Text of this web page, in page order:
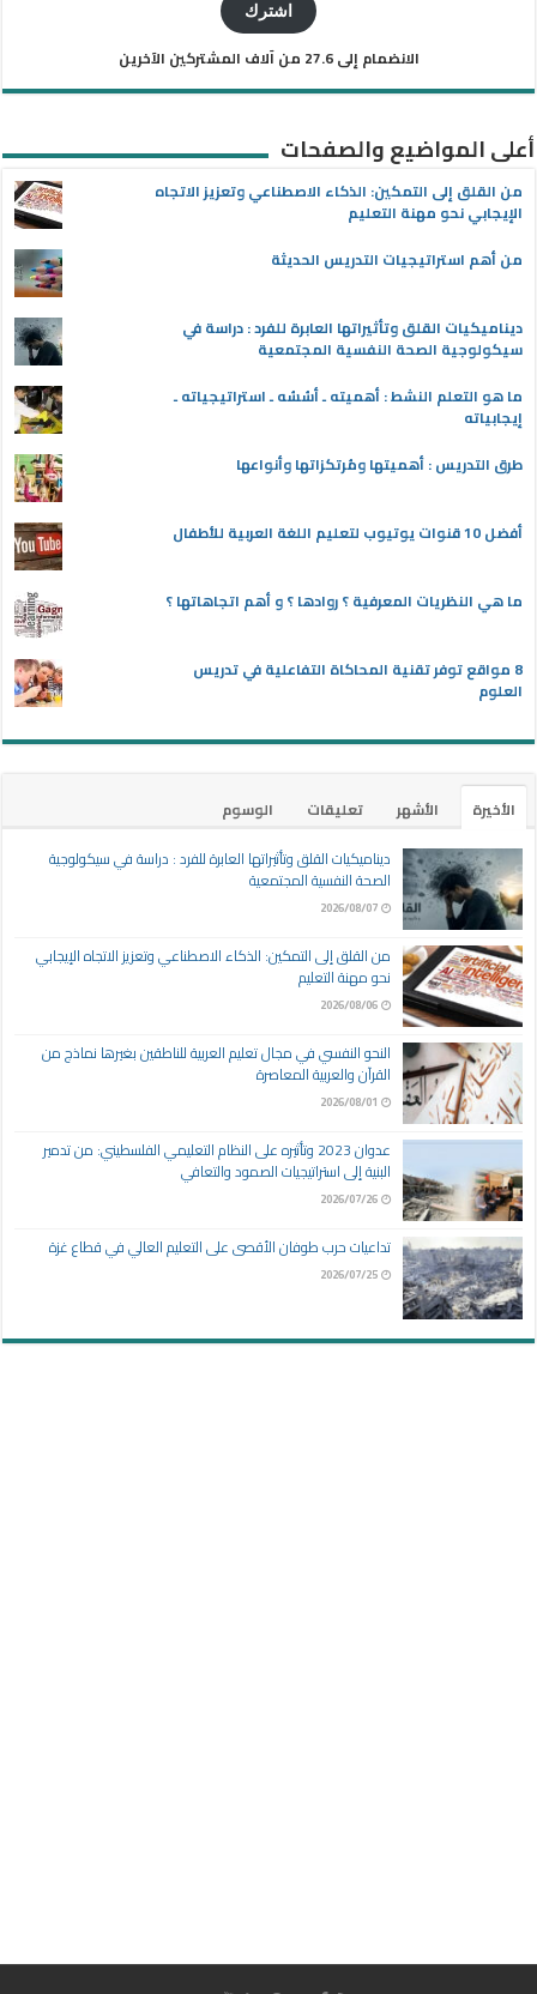
اشترك
الانضمام إلى 27.6 من آلاف المشتركين الآخرين
أعلى المواضيع والصفحات
من القلق إلى التمكين: الذكاء الاصطناعي وتعزيز الاتجاه
الإيجابي نحو مهنة التعليم
من أهم استراتيجيات التدريس الحديثة
ديناميكيات القلق وتأثيراتها العابرة للفرد : دراسة في
سيكولوجية الصحة النفسية المجتمعية
ما هو التعلم النشط : أهميته ـ أسُسُه ـ استراتيجياته ـ
إيجابياته
طرق التدريس : أهميتها ومُرتكزاتها وأنواعها
أفضل 10 قنوات يوتيوب لتعليم اللغة العربية للأطفال
ما هي النظريات المعرفية ؟ روادها ؟ و أهم اتجاهاتها ؟
8 مواقع توفر تقنية المحاكاة التفاعلية في تدريس
العلوم
الأخيرة الأشهر تعليقات
الوسوم
ديناميكيات القلق وتأثيراتها العابرة للفرد : دراسة في سيكولوجية
الصحة النفسية المجتمعية
2026/08/07
من القلق إلى التمكين: الذكاء الاصطناعي وتعزيز الاتجاه الإيجابي
نحو مهنة التعليم
2026/08/06
النحو النفسي في مجال تعليم العربية للناطقين بغيرها نماذج من
القرآن والعربية المعاصرة
2026/08/01
عدوان 2023 وتأثيره على النظام التعليمي الفلسطيني: من تدمير
البنية إلى استراتيجيات الصمود والتعافي
2026/07/26
تداعيات حرب طوفان الأقصى على التعليم العالي في قطاع غزة
2026/07/25